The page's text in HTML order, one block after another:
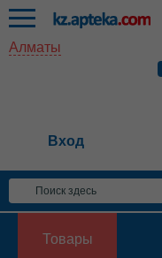
Алматы
Вход
Товары